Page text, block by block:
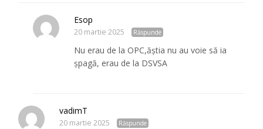
Esop
20 martie 2025 Răspunde
Nu erau de la OPC,ăștia nu au voie să ia
șpagă, erau de la DSVSA
vadimT
20 martie 2025 Răspunde